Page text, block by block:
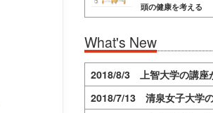
頭の健康を考える
What's New
2018/8/3 上智大学の講座
2018/7/13 清泉女子大学